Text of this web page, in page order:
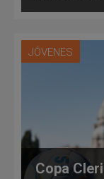
JÓVENES
Copa